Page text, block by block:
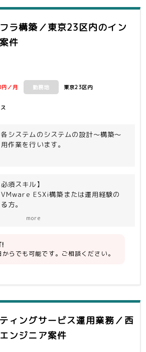
ラ構築／東京23区内のイン
件
／月 勤務地 東京23区内
各システムのシステムの設計～構築～
作業を行います。
必須スキル】
VMware ESXi構築または運用経験の
方。
合わせによる構築または運用経験の
方。
more
からでも可能です。ご相談ください。
ィングサービス運用業務／西
ンジニア案件